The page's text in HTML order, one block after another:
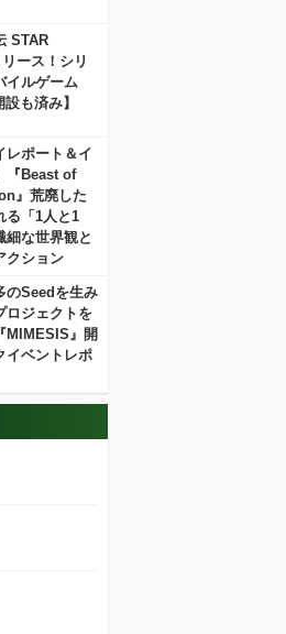
STAR
ース！シリ
イルゲーム
も済み】
レポート＆イ
『Beast of
』荒廃した
る「1人と1
細な世界観と
クション
のSeedを生み
ロジェクトを
MIMESIS』開
イベントレポ